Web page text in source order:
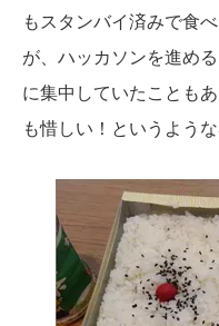
もスタンバイ済みで食
が、ハッカソンを進め
に集中していたことも
も惜しい！というような